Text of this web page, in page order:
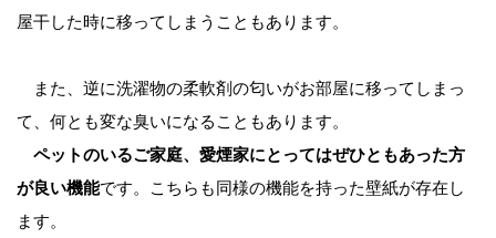
屋干した時に移ってしまうこともあります。
また、逆に洗濯物の柔軟剤の匂いがお部屋に移ってしまっ
て、何とも変な臭いになることもあります。
ペットのいるご家庭、愛煙家にとってはぜひともあった方
が良い機能です。こちらも同様の機能を持った壁紙が存在し
ます。